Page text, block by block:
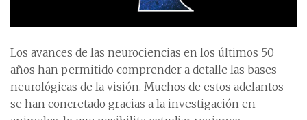
Los avances de las neurociencias en los últimos 50
años han permitido comprender a detalle las bases
neurológicas de la visión. Muchos de estos adelantos
se han concretado gracias a la investigación en